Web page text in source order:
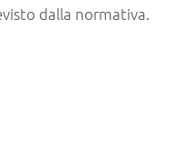
dalla normativa.